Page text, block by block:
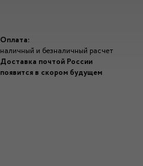
Оплата:
наличный и безналичный расчет
Доставка почтой России
появится в скором будущем